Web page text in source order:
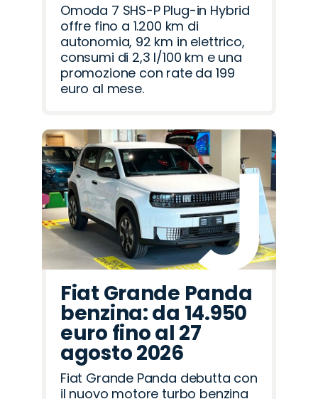
Omoda 7 SHS-P Plug-in Hybrid
offre fino a 1.200 km di
autonomia, 92 km in elettrico,
consumi di 2,3 l/100 km e una
promozione con rate da 199
euro al mese.
Fiat Grande Panda
benzina: da 14.950
euro fino al 27
agosto 2026
Fiat Grande Panda debutta con
il nuovo motore turbo benzina